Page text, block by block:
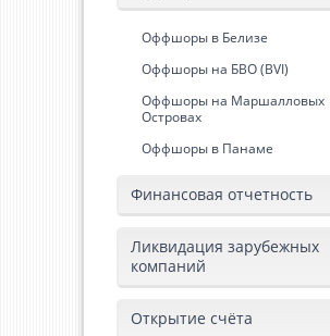
Оффшоры в Белизе
Оффшоры на БВО (BVI)
Оффшоры на Маршалловых
Островах
Оффшоры в Панаме
Финансовая отчетность
Ликвидация зарубежных
компаний
Открытие счёта